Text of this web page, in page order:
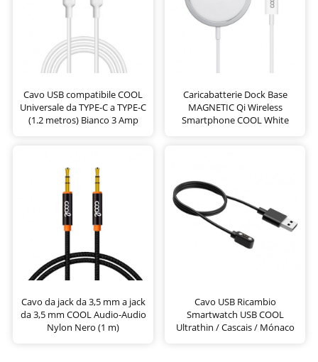
Cavo USB compatibile COOL
Universale da TYPE-C a TYPE-C
(1.2 metros) Bianco 3 Amp
Caricabatterie Dock Base
MAGNETIC Qi Wireless
Smartphone COOL White
Cavo da jack da 3,5 mm a jack
da 3,5 mm COOL Audio-Audio
Nylon Nero (1 m)
Cavo USB Ricambio
Smartwatch USB COOL
Ultrathin / Cascais / Mónaco